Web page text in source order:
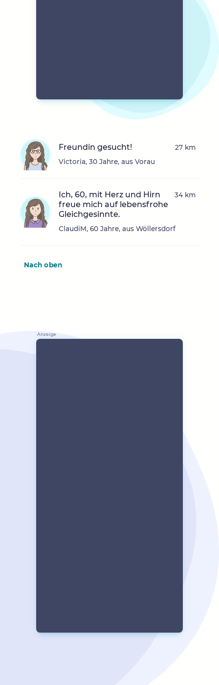
Freundin gesucht!
Victoria, 30 Jahre, aus Vorau
27 km
Ich, 60, mit Herz und Hirn
freue mich auf lebensfrohe
Gleichgesinnte.
ClaudiM, 60 Jahre, aus Wöllersdorf
34 km
Nach oben